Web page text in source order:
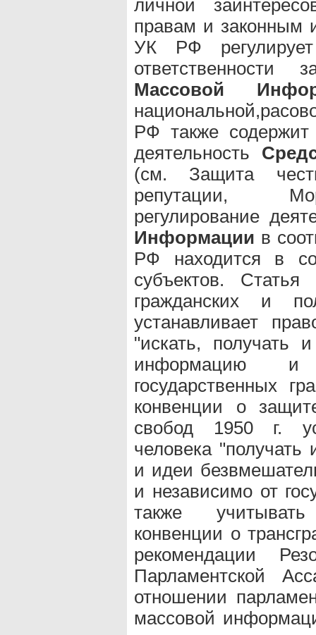
личной
правам и законным
УК РФ регулирует
Массовой
РФ также
деятельность
(см. Защита
репутации,
регулирование
Информации в
РФ находится в
субъектов.
гражданских и
устанавливает
"искать, получать
информацию
государственных
конвенции о
свобод 1950 г.
человека
и идеи
и независимо от
также
конвенции о
рекомендации
Парламентской
отношении
массовой